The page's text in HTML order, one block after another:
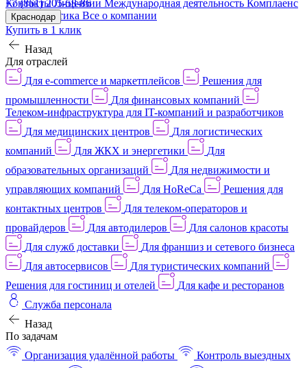
КонтактыЛицензии Международная деятельность Комплаенс
и деловая этика Все о компании
+7 (861) 205-58-86
Краснодар
Купить в 1 клик
Назад
Для отраслей
Для e-commerce и маркетплейсов
Решения для
промышленности
Для финансовых компаний
Телеком-инфраструктура для IT-компаний и разработчиков
Для медицинских центров
Для логистических
компаний
Для ЖКХ и энергетики
Для
образовательных организаций
Для недвижимости и
управляющих компаний
Для HoReCa
Решения для
контактных центров
Для телеком-операторов и
провайдеров
Для автодилеров
Для салонов красоты
Для служб доставки
Для франшиз и сетевого бизнеса
Для автосервисов
Для туристических компаний
Решения для гостиниц и отелей
Для кафе и ресторанов
Служба персонала
Назад
По задачам
Организация удалённой работы
Контроль выездных